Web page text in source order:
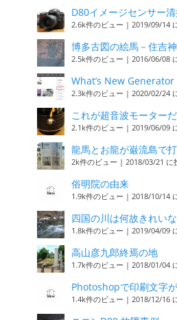
D80イメージセンサー
2.6k件のビュー | 2019/09/14
博多古図の絵馬－住吉
2.5k件のビュー | 2016/06/08
What’s New Generator
2.3k件のビュー | 2020/02/24
これが超音波モーター
2.1k件のビュー | 2019/06/09
龍馬とお龍が巌流島で
2k件のビュー | 2018/03/21 に
俗明院の由来
1.9k件のビュー | 2018/10/14
四国の川は何故きれい
1.8k件のビュー | 2019/04/09
高山彦九郎終焉の地
1.7k件のビュー | 2018/01/04
Photoshopで印刷文字
1.4k件のビュー | 2018/12/16